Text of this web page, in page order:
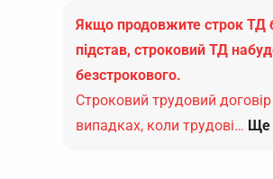
Якщо продовжите строк ТД
підстав, строковий ТД
безстрокового.
Строковий трудовий
випадках, коли трудові… Ще